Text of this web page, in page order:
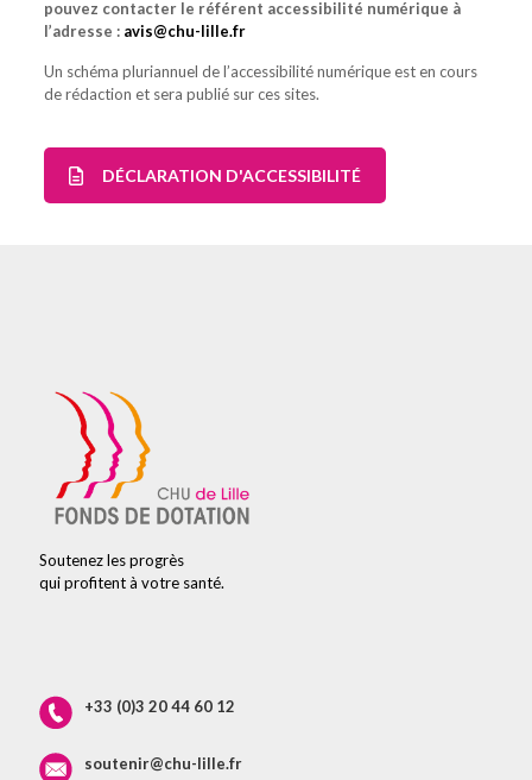
pouvez contacter le référent accessibilité numérique à
l’adresse : avis@chu-lille.fr
Un schéma pluriannuel de l’accessibilité numérique est en cours
de rédaction et sera publié sur ces sites.
DÉCLARATION D'ACCESSIBILITÉ
Soutenez les progrès
qui profitent à votre santé.
+33 (0)3 20 44 60 12
soutenir@chu-lille.fr